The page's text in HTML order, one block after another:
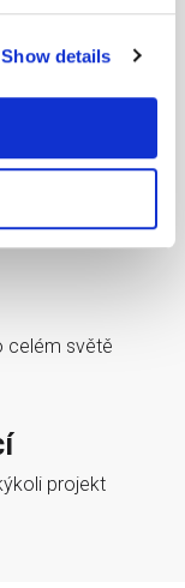
Show details
IT služeb
celém světě
projekt